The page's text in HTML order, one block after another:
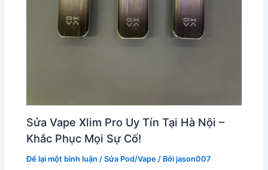
Sửa Vape Xlim Pro Uy Tín Tại Hà Nội –
Khắc Phục Mọi Sự Cố!
Để lại một bình luận /Sửa Pod/Vape / Bởijason007